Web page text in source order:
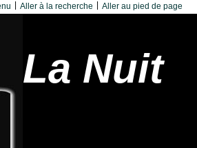
Aller à la recherche Aller au pied de page
La Nuit